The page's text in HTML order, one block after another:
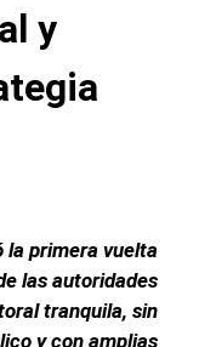
y
la primera vuelta
las autoridades
tranquila, sin
y con amplias